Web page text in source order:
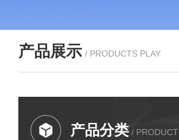
产品展示 / PRODUCTS PLAY
产品分类 / PRODUCT